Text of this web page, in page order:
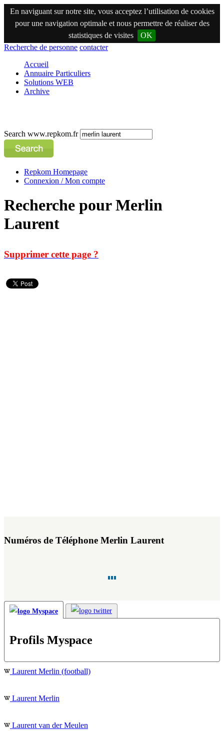
En naviguant sur notre site, vous acceptez l’utilisation de cookies
pour une navigation optimale et nous permettre de réaliser des
statistiques de visites
OK
Recherche de personne contacter
Accueil
Annuaire Particuliers
Solutions WEB
Archive
Search www.repkom.fr
Repkom Homepage
Connexion / Mon compte
Recherche pour Merlin
Laurent
Supprimer cette page ?
Numéros de Téléphone Merlin Laurent
Profils Myspace
Laurent Merlin (football)
Laurent Merlin
Laurent van der Meulen